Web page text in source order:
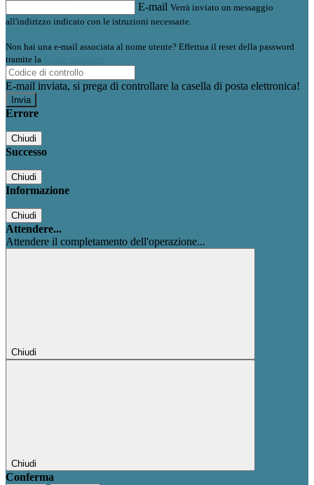
E-mail Verrà inviato un messaggio
all'indirizzo indicato con le istruzioni necessarie.
Non hai una e-mail associata al nome utente? Effettua il reset della password
tramite la
E-mail inviata, si prega di controllare la casella di posta elettronica!
Errore
Chiudi
Successo
Chiudi
Informazione
Chiudi
Attendere...
Attendere il completamento dell'operazione...
Chiudi
Chiudi
Conferma